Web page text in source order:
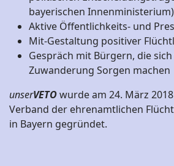
bayerischen Innenministerium)
Aktive Öffentlichkeits- und
Mit-Gestaltung positiver
Gespräch mit Bürgern, die
Zuwanderung Sorgen machen
unserVETOwurde am 24. März
Verband der ehrenamtlichen
in Bayern gegründet.